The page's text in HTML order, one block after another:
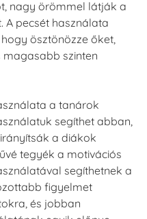
nagy örömmel látják a
A pecsét használata
ösztönözze őket,
magasabb szinten
a tanárok
segíthet abban,
a diákok
tegyék a motivációs
segíthetnek a
figyelmet
és jobban